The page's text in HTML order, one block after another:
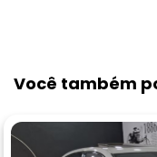
Você também